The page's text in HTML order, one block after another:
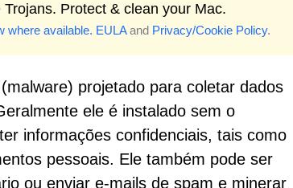
Protect & clean your Mac.
where available. EULAand Privacy/Cookie Policy.
projetado para coletar dados
ele é instalado sem o
informações confidenciais, tais como
pessoais. Ele também pode ser
ou enviar e-mails de spam e minerar